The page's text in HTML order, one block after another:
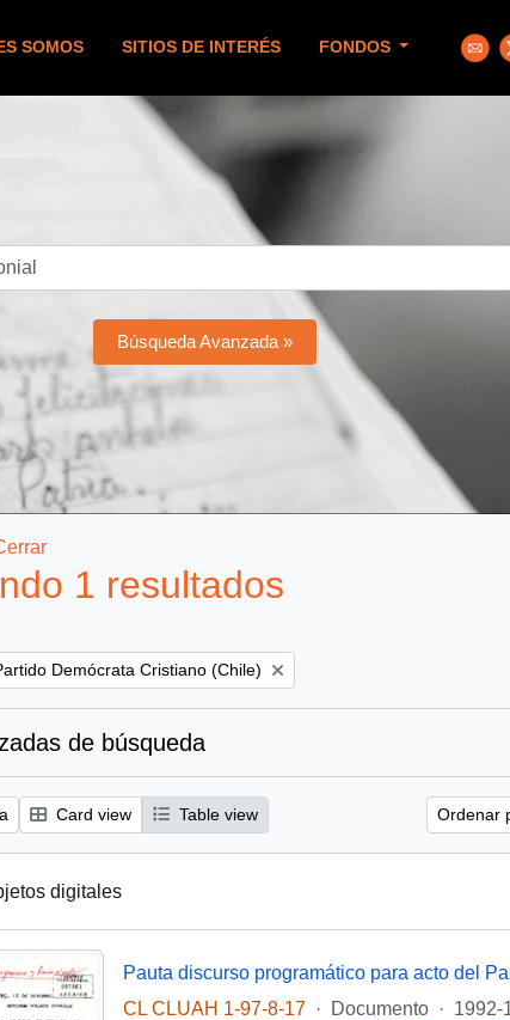
SOMOS SITIOS DE INTERÉS FONDOS
Búsqueda Avanzada »
1 resultados
filter:
Demócrata Cristiano (Chile)
de búsqueda
Card view Table view Ordenar
digitales
Pauta discurso programático para acto del
CL CLUAH 1-97-8-17
· Documento · 1992-